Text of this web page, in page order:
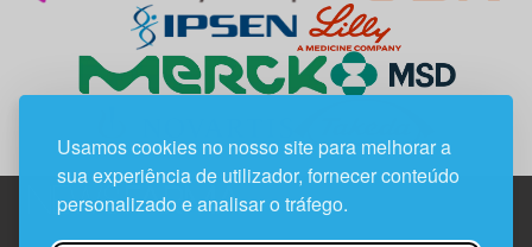
Usamos cookies no nosso site para melhorar a
sua experiência de utilizador, fornecer conteúdo
personalizado e analisar o tráfego.